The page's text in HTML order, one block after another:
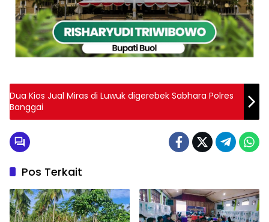
Dua Kios Jual Miras di Luwuk digerebek Sabhara Polres
Banggai
Pos Terkait